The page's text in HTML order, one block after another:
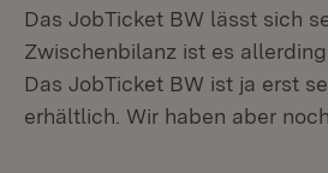
Das JobTicket BW lässt sich
Zwischenbilanz ist es
Das JobTicket BW ist ja erst
erhältlich. Wir haben aber